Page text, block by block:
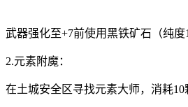
武器强化至+7前使用黑铁矿石（纯
2.元素附魔：
在土城安全区寻找元素大师，消耗10